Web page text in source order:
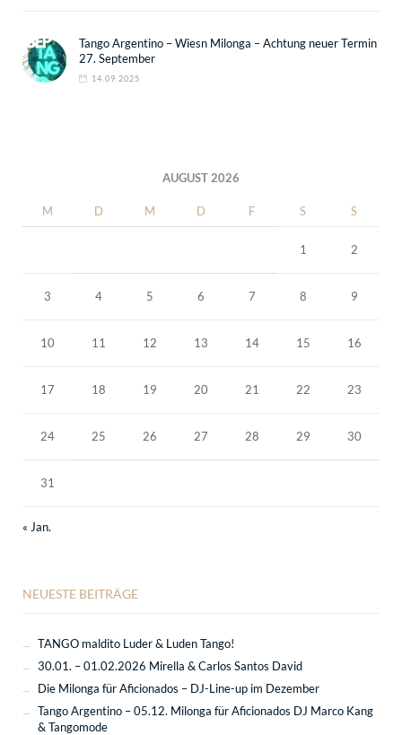
Tango Argentino – Wiesn Milonga – Achtung neuer Termin
27. September
14.09.2025
AUGUST 2026
M D M D F S S
1 2
3 4 5 6 7 8 9
10 11 12 13 14 15 16
17 18 19 20 21 22 23
24 25 26 27 28 29 30
31
« Jan.
NEUESTE BEITRÄGE
TANGO maldito Luder & Luden Tango!
30.01. – 01.02.2026 Mirella & Carlos Santos David
Die Milonga für Aficionados – DJ-Line-up im Dezember
Tango Argentino – 05.12. Milonga für Aficionados DJ Marco Kang
& Tangomode